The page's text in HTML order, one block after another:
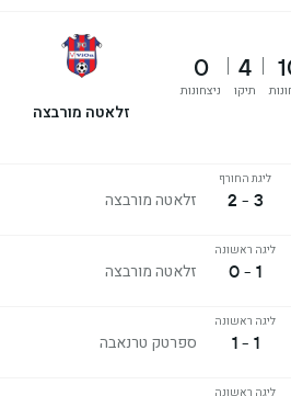
4
תיקו
0
ניצחונות
זלאטה מורבצה
ליגת החורף
3 - 2 זלאטה מורבצה
ליגה ראשונה
1 - 0 זלאטה מורבצה
ליגה ראשונה
1 - 1 ספרטק טרנאבה
ליגה ראשונה